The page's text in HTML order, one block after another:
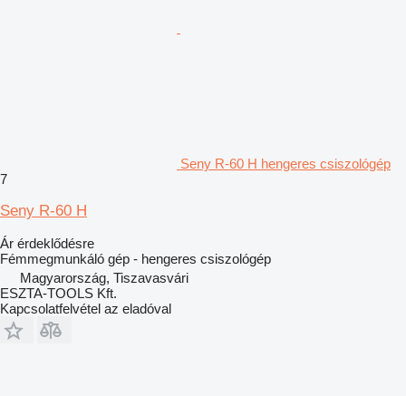
Seny R-60 H hengeres csiszológép
7
Seny R-60 H
Ár érdeklődésre
Fémmegmunkáló gép - hengeres csiszológép
Magyarország, Tiszavasvári
ESZTA-TOOLS Kft.
Kapcsolatfelvétel az eladóval